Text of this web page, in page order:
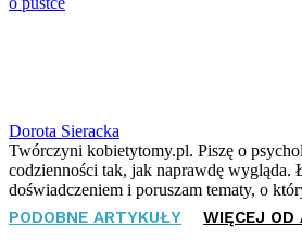
Dorota Sieracka
Twórczyni kobietytomy.pl. Piszę o
codzienności tak, jak naprawdę wygląda.
doświadczeniem i poruszam tematy, o
PODOBNE ARTYKUŁY WIĘCEJ OD